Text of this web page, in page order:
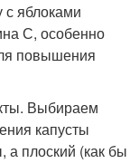
с яблоками
С, особенно
повышения
Выбираем
капусты
а плоский (как бы